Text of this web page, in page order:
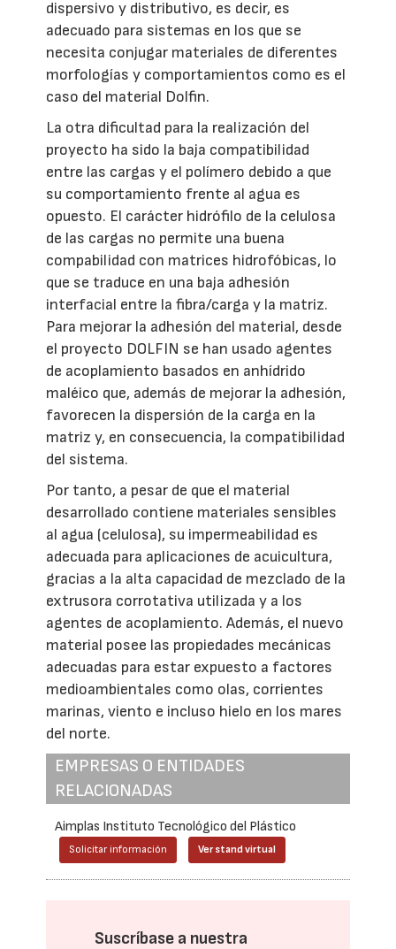
dispersivo y distributivo, es decir, es
adecuado para sistemas en los que se
necesita conjugar materiales de diferentes
morfologías y comportamientos como es el
caso del material Dolfin.
La otra dificultad para la realización del
proyecto ha sido la baja compatibilidad
entre las cargas y el polímero debido a que
su comportamiento frente al agua es
opuesto. El carácter hidrófilo de la celulosa
de las cargas no permite una buena
compabilidad con matrices hidrofóbicas, lo
que se traduce en una baja adhesión
interfacial entre la fibra/carga y la matriz.
Para mejorar la adhesión del material, desde
el proyecto DOLFIN se han usado agentes
de acoplamiento basados en anhídrido
maléico que, además de mejorar la adhesión,
favorecen la dispersión de la carga en la
matriz y, en consecuencia, la compatibilidad
del sistema.
Por tanto, a pesar de que el material
desarrollado contiene materiales sensibles
al agua (celulosa), su impermeabilidad es
adecuada para aplicaciones de acuicultura,
gracias a la alta capacidad de mezclado de la
extrusora corrotativa utilizada y a los
agentes de acoplamiento. Además, el nuevo
material posee las propiedades mecánicas
adecuadas para estar expuesto a factores
medioambientales como olas, corrientes
marinas, viento e incluso hielo en los mares
del norte.
EMPRESAS O ENTIDADES
RELACIONADAS
Aimplas Instituto Tecnológico del Plástico
Solicitar información Ver stand virtual
Suscríbase a nuestra